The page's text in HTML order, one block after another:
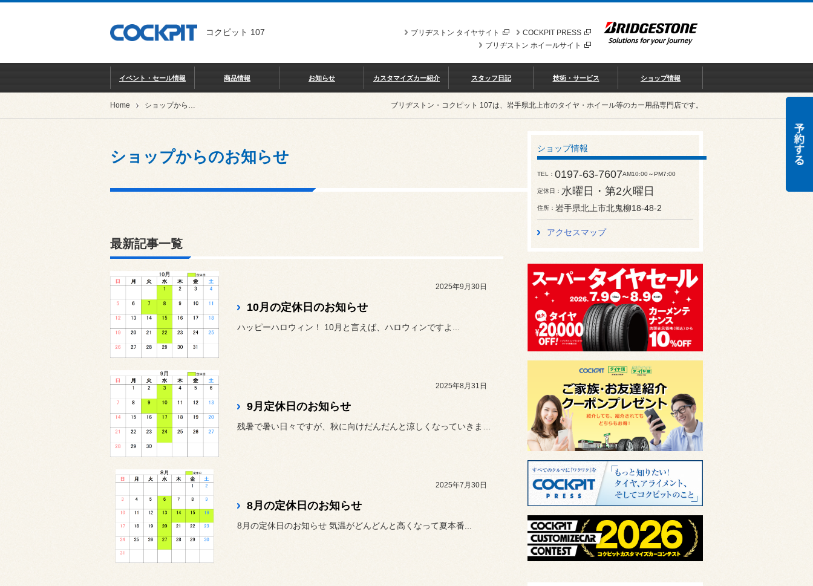
コクピット 107 COCKPIT PRESS
ブリヂストン タイヤサイト
ブリヂストン ホイールサイト
イベント・セール情報 商品情報 お知らせ カスタマイズカー紹介 スタッフ日記 技術・サービス ショップ情報
Home ショップからのお知らせ ブリヂストン・コクピット 107は、岩手県北上市のタイヤ・ホイール等のカー用品専門店です。
ショップからのお知らせ
最新記事一覧
2025年9月30日
10月の定休日のお知らせ
ハッピーハロウィン！ 10月と言えば、ハロウィンですよ...
2025年8月31日
9月定休日のお知らせ
2025年7月30日
8月の定休日のお知らせ
8月の定休日のお知らせ 気温がどんどんと高くなって夏本番...
ショップ情報
TEL 0197-63-7607AM10:00～PM7:00
定休日 水曜日・第2火曜日
住所 岩手県北上市北鬼柳18-48-2
アクセスマップ